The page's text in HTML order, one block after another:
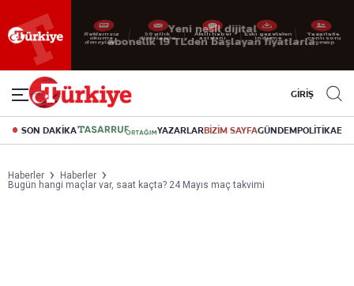
Reklamsız
okuma
deneyimi
56 yıllık
dijital arşiv
Akıllı haber
asistanı
Eski gazeteleri
indirme
Yazarlarla
canlı soru
cevap
GİRİŞ
SON DAKİKA YAZARLARBİZİM SAYFAGÜNDEMPOLİTİKA
Haberler
Haberler
Bugün hangi maçlar var, saat kaçta? 24 Mayıs maç takvimi